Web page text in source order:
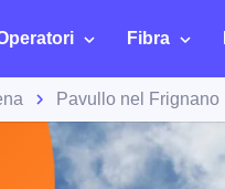
Fibra
Pavullo nel Frignano